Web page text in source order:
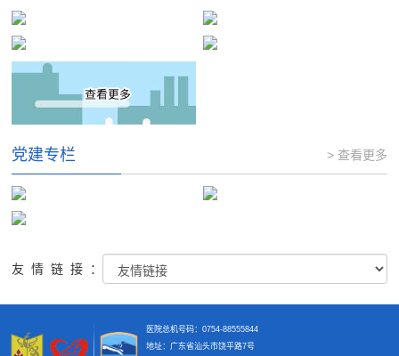
党建专栏 > 查看更多
友情链接：
医院总机号码：0754-88555844
地址：广东省汕头市饶平路7号